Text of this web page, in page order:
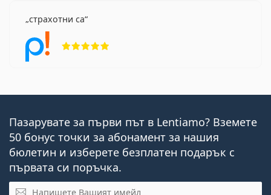
страхотни са
Пазарувате за първи път в Lentiamo? Вземете
50 бонус точки за абонамент за нашия
бюлетин и изберете безплатен подарък с
първата си поръчка.
Имейл